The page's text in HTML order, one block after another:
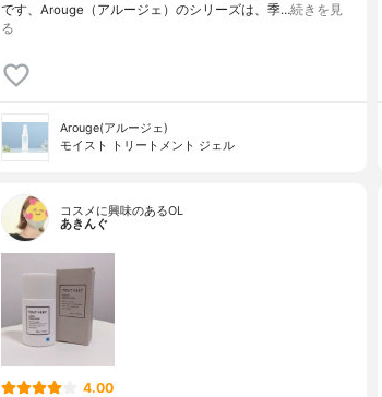
です、Arouge（アルージェ）のシリーズは、季…続きを見
る
Arouge(アルージェ)
モイスト トリートメント ジェル
コスメに興味のあるOL
あきんぐ
4.00